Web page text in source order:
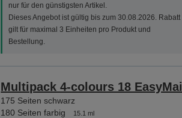
nur für den günstigsten Artikel.
Dieses Angebot ist gültig bis zum 30.08.2026. Rabatt
gilt für maximal 3 Einheiten pro Produkt und
Bestellung.
Multipack 4-colours 18 EasyMail
175 Seiten schwarz
180 Seiten farbig
15.1 ml